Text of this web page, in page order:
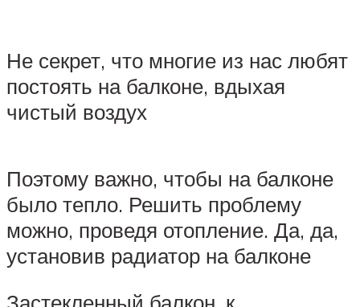
Не секрет, что многие из нас любят
постоять на балконе, вдыхая
чистый воздух
Поэтому важно, чтобы на балконе
было тепло. Решить проблему
можно, проведя отопление. Да, да,
установив радиатор на балконе
Застекленный балкон, к